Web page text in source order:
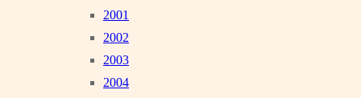
2001
2002
2003
2004